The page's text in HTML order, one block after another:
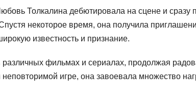
Толкалина дебютировала на сцене и сразу
некоторое время, она получила
известность и признание.
различных фильмах и сериалах, продолжая
неповторимой игре, она завоевала множество